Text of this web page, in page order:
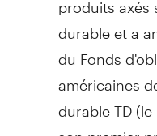
durable et a
du Fonds
américaines
durable TD